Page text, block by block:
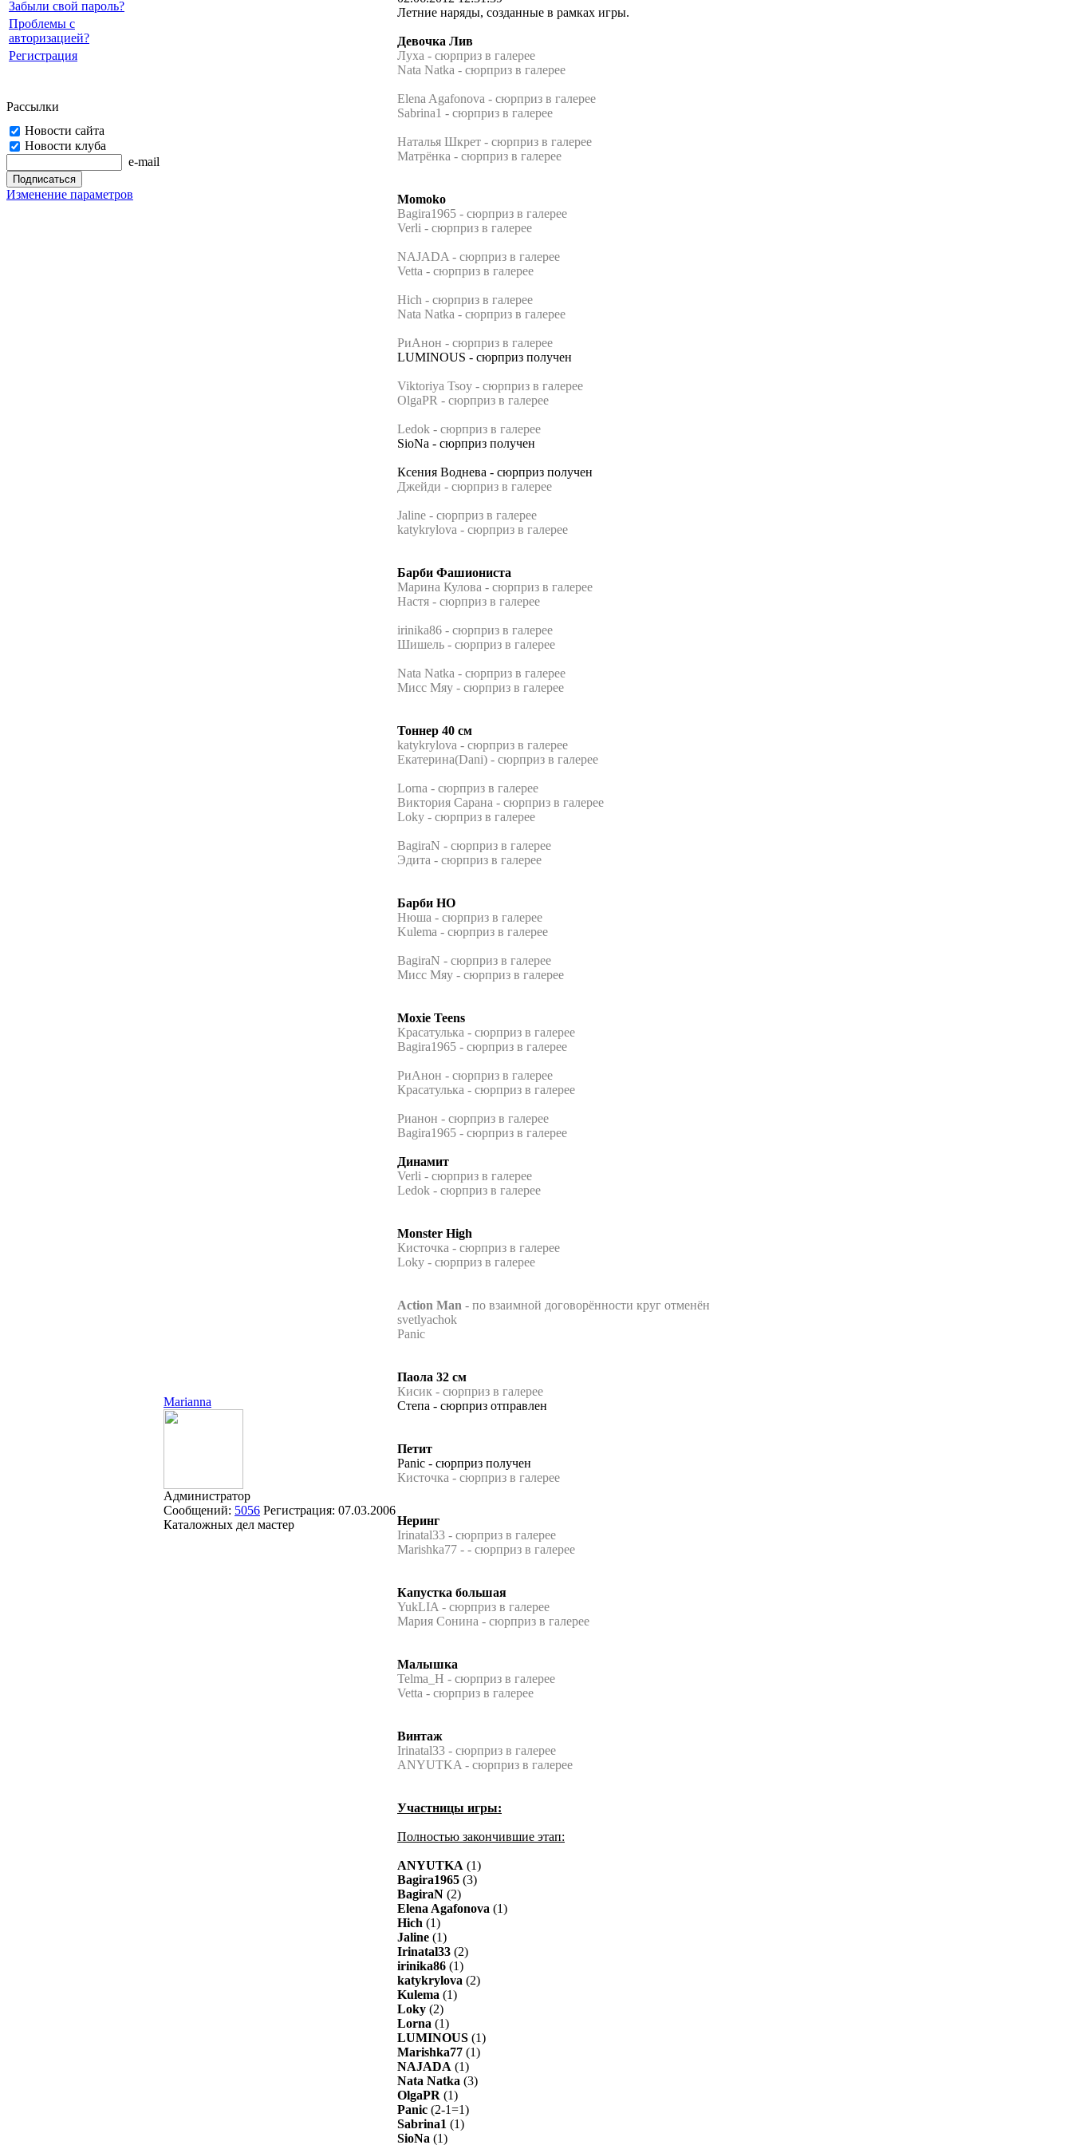
Забыли свой пароль?
Проблемы с
авторизацией?
Регистрация
Рассылки
Новости сайта
Новости клуба
e-mail
Изменение параметров
Marianna
Администратор
Сообщений: 5056 Регистрация: 07.03.2006
Каталожных дел мастер
Летние наряды, созданные в рамках игры.
Девочка Лив
Луха - сюрприз в галерее
Nata Natka - сюрприз в галерее
Elena Agafonova - сюрприз в галерее
Sabrina1 - сюрприз в галерее
Наталья Шкрет - сюрприз в галерее
Матрёнка - сюрприз в галерее
Momoko
Bagira1965 - сюрприз в галерее
Verli - сюрприз в галерее
NAJADA - сюрприз в галерее
Vetta - сюрприз в галерее
Hich - сюрприз в галерее
Nata Natka - сюрприз в галерее
РиАнон - сюрприз в галерее
LUMINOUS - сюрприз получен
Viktoriya Tsoy - сюрприз в галерее
OlgaPR - сюрприз в галерее
Ledok - сюрприз в галерее
SioNa - сюрприз получен
Ксения Воднева - сюрприз получен
Джейди - сюрприз в галерее
Jaline - сюрприз в галерее
katykrylova - сюрприз в галерее
Барби Фашиониста
Марина Кулова - сюрприз в галерее
Настя - сюрприз в галерее
irinika86 - сюрприз в галерее
Шишель - сюрприз в галерее
Nata Natka - сюрприз в галерее
Мисс Мяу - сюрприз в галерее
Тоннер 40 см
katykrylova - сюрприз в галерее
Екатерина(Dani) - сюрприз в галерее
Lorna - сюрприз в галерее
Виктория Сарана - сюрприз в галерее
Loky - сюрприз в галерее
BagiraN - сюрприз в галерее
Эдита - сюрприз в галерее
Барби НО
Нюша - сюрприз в галерее
Kulema - сюрприз в галерее
BagiraN - сюрприз в галерее
Мисс Мяу - сюрприз в галерее
Moxie Teens
Красатулька - сюрприз в галерее
Bagira1965 - сюрприз в галерее
РиАнон - сюрприз в галерее
Красатулька - сюрприз в галерее
Рианон - сюрприз в галерее
Bagira1965 - сюрприз в галерее
Динамит
Verli - сюрприз в галерее
Ledok - сюрприз в галерее
Monster High
Кисточка - сюрприз в галерее
Loky - сюрприз в галерее
Action Man - по взаимной договорённости круг отменён
svetlyachok
Panic
Паола 32 см
Кисик - сюрприз в галерее
Степа - сюрприз отправлен
Петит
Panic - сюрприз получен
Кисточка - сюрприз в галерее
Неринг
Irinatal33 - сюрприз в галерее
Marishka77 - - сюрприз в галерее
Капустка большая
YukLIA - сюрприз в галерее
Мария Сонина - сюрприз в галерее
Малышка
Telma_H - сюрприз в галерее
Vetta - сюрприз в галерее
Винтаж
Irinatal33 - сюрприз в галерее
ANYUTKA - сюрприз в галерее
Участницы игры:
Полностью закончившие этап:
ANYUTKA (1)
Bagira1965 (3)
BagiraN (2)
Elena Agafonova (1)
Hich (1)
Jaline (1)
Irinatal33 (2)
irinika86 (1)
katykrylova (2)
Kulema (1)
Loky (2)
Lorna (1)
LUMINOUS (1)
Marishka77 (1)
NAJADA (1)
Nata Natka (3)
OlgaPR (1)
Panic (2-1=1)
Sabrina1 (1)
SioNa (1)